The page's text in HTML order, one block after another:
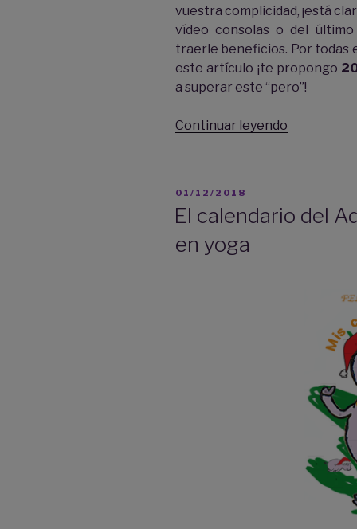
vuestra complicidad, ¡está
vídeo consolas o del
traerle beneficios. Por todas
este artículo ¡te propongo
a superar este “pero”!
Continuar leyendo
hij@
PUBLICADO
01/12/2018
El calendario del
en yoga